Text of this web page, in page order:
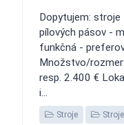
Dopytujem: stroje
pílových pásov -
funkčná -
Množstvo/
resp. 2.400 €
i...
Stroje Stroje